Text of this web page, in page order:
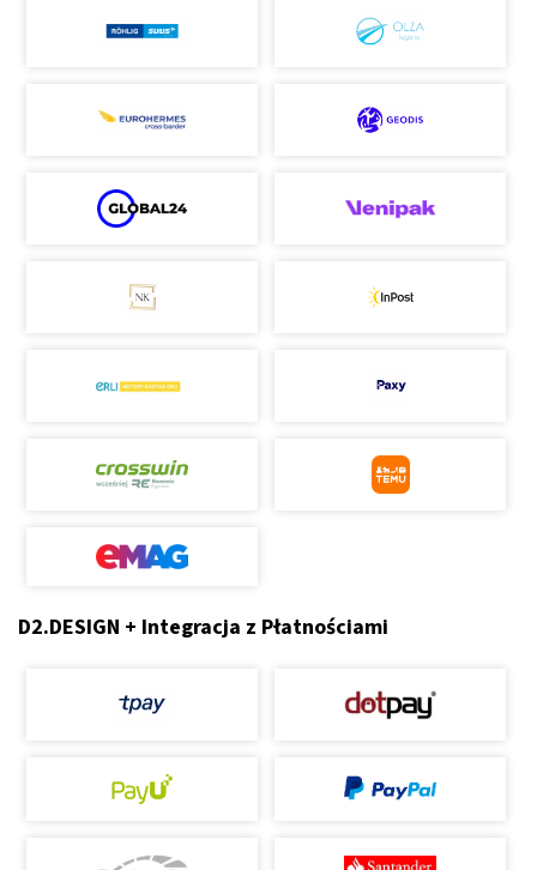
D2.DESIGN + Integracja z Płatnościami